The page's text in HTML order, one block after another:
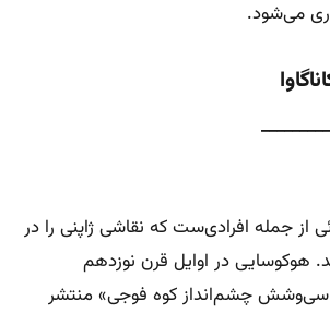
می‌شود.
از جمله افرادی‌ست که نقاشی ژاپنی را در
هوکوسایی در اوایل قرن نوزدهم
چشم‌انداز کوه فوجی» منتشر